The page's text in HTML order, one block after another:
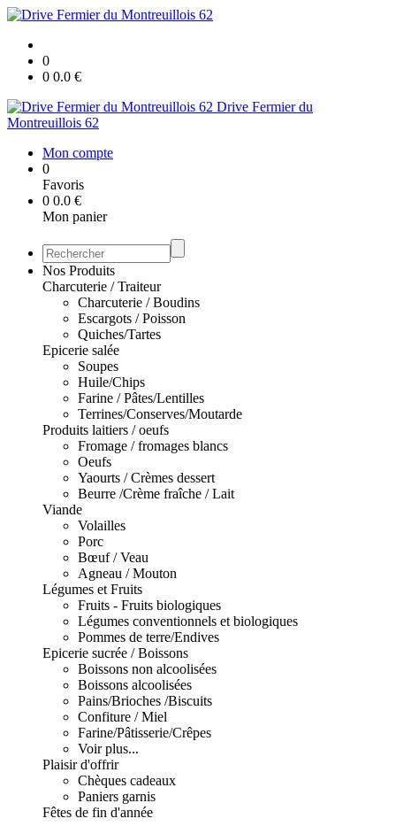
0
0 0.0 €
Drive Fermier du
Montreuillois 62
Mon compte
0
Favoris
0 0.0 €
Mon panier
Nos Produits
Charcuterie / Traiteur
Charcuterie / Boudins
Escargots / Poisson
Quiches/Tartes
Epicerie salée
Soupes
Huile/Chips
Farine / Pâtes/Lentilles
Terrines/Conserves/Moutarde
Produits laitiers / oeufs
Fromage / fromages blancs
Oeufs
Yaourts / Crèmes dessert
Beurre /Crème fraîche / Lait
Viande
Volailles
Porc
Bœuf / Veau
Agneau / Mouton
Légumes et Fruits
Fruits - Fruits biologiques
Légumes conventionnels et biologiques
Pommes de terre/Endives
Epicerie sucrée / Boissons
Boissons non alcoolisées
Boissons alcoolisées
Pains/Brioches /Biscuits
Confiture / Miel
Farine/Pâtisserie/Crêpes
Voir plus...
Plaisir d'offrir
Chèques cadeaux
Paniers garnis
Fêtes de fin d'année